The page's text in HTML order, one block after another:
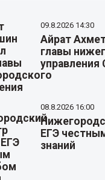
09.8.2026 14:30
Айрат
главы
управления
08.8.2026 16:00
ЕГЭ
знаний